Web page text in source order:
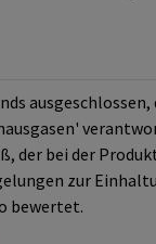
bei der
zur
bewertet.